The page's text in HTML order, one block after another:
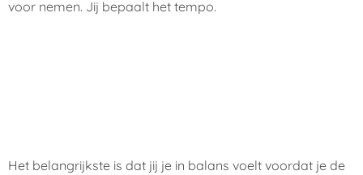
voor nemen. Jij bepaalt het tempo.
Het belangrijkste is dat jij je in balans voelt voordat je de